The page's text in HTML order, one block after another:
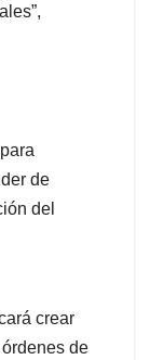
de
del
crear
de